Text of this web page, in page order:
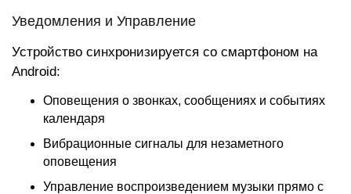
Уведомления и Управление
Устройство синхронизируется со смартфоном на
Android:
Оповещения о звонках, сообщениях и событиях
календаря
Вибрационные сигналы для незаметного
оповещения
Управление воспроизведением музыки прямо с